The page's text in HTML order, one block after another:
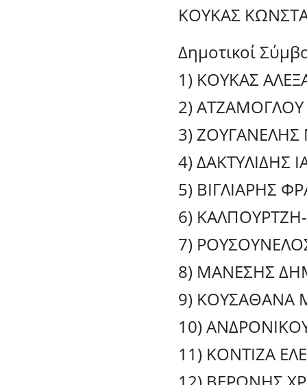
ΚΟΥΚΑΣ
Δημοτικοί
1) ΚΟΥΚΑΣ
2) ΑΤΖΑΜΟΓΛΟΥ
3) ΖΟΥΓΑΝΕΛΗΣ
4) ΔΑΚΤΥΛΙΔΗΣ
5) ΒΙΓΛΙΑΡΗΣ
6)
7)
8) ΜΑΝΕΣΗΣ
9) ΚΟΥΣΑΘΑΝΑ
10)
11) ΚΟΝΤΙΖΑ